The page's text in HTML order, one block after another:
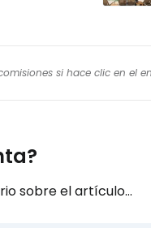
si hace clic en el
sobre el artículo...